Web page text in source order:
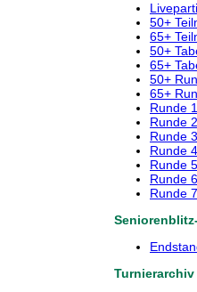
50+
65+
50+
65+
50+
65+
Runde
Runde
Runde
Runde
Runde
Runde
Runde
Turnierarchiv